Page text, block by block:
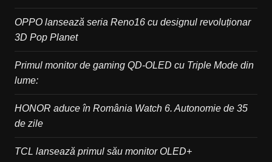
OPPO lansează seria Reno16 cu designul revoluționar
3D Pop Planet
Primul monitor de gaming QD-OLED cu Triple Mode din
lume:
HONOR aduce în România Watch 6. Autonomie de 35
de zile
TCL lansează primul său monitor OLED+